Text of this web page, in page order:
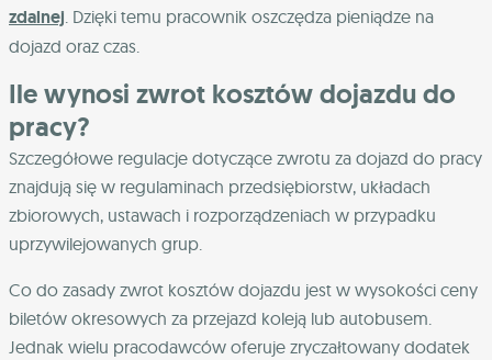
zdalnej. Dzięki temu pracownik oszczędza pieniądze na
dojazd oraz czas.
Ile wynosi zwrot kosztów dojazdu do
pracy?
Szczegółowe regulacje dotyczące zwrotu za dojazd do pracy
znajdują się w regulaminach przedsiębiorstw, układach
zbiorowych, ustawach i rozporządzeniach w przypadku
uprzywilejowanych grup.
Co do zasady zwrot kosztów dojazdu jest w wysokości ceny
biletów okresowych za przejazd koleją lub autobusem.
Jednak wielu pracodawców oferuje zryczałtowany dodatek